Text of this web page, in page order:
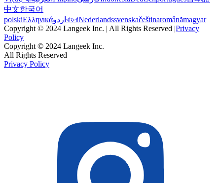
中文한국어
polskiΕλληνικάاردو বাংলাNederlandssvenskačeštinaromânămagyar
Copyright © 2024 Langeek Inc. | All Rights Reserved |Privacy
Policy
Copyright © 2024 Langeek Inc.
All Rights Reserved
Privacy Policy